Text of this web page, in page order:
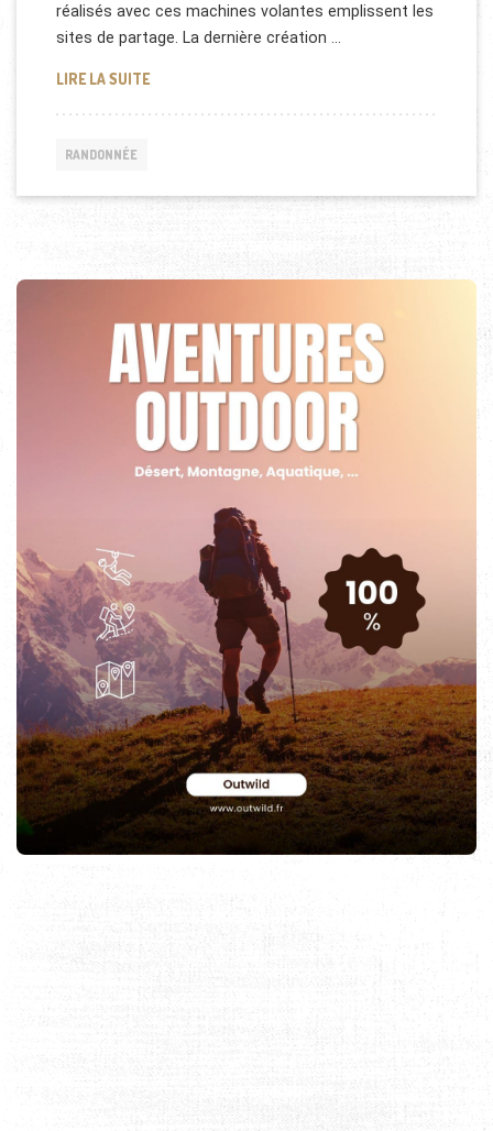
réalisés avec ces machines volantes emplissent les
sites de partage. La dernière création …
LIRE LA SUITERANDONNÉE AVEC UN DRONE
RANDONNÉE